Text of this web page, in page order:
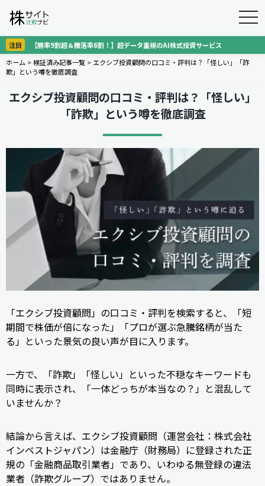
注目
【勝率9割超＆騰落率6割！】超データ重視のAI株式投資サービス
ホーム >検証済み記事一覧 > エクシブ投資顧問の口コミ・評判は？「怪しい」「詐
欺」という噂を徹底調査
エクシブ投資顧問の口コミ・評判は？「怪しい」
「詐欺」という噂を徹底調査
「エクシブ投資顧問」の口コミ・評判を検索すると、「短
期間で株価が倍になった」「プロが選ぶ急騰銘柄が当た
る」といった景気の良い声が目に入ります。
一方で、「詐欺」「怪しい」といった不穏なキーワードも
同時に表示され、「一体どっちが本当なの？」と混乱して
いませんか？
結論から言えば、エクシブ投資顧問（運営会社：株式会社
インベストジャパン）は金融庁（財務局）に登録された正
規の「金融商品取引業者」であり、いわゆる無登録の違法
業者（詐欺グループ）ではありません。